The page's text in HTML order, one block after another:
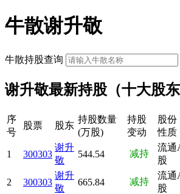
牛散谢升敬
牛散持股查询
谢升敬最新持股（十大股东
序
号
股票 股东
持股数量
(万股)
持股
变动
股份
性质
1 300303
谢升
敬
544.54 减持
流通
股
2 300303
谢升
敬
665.84 减持
流通
股